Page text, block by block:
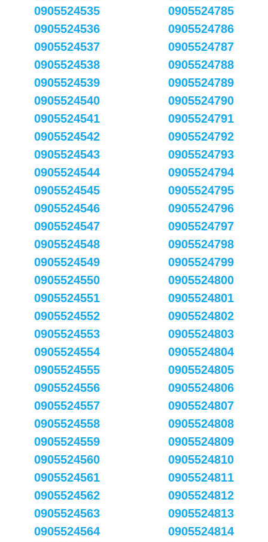
0905524535
0905524536
0905524537
0905524538
0905524539
0905524540
0905524541
0905524542
0905524543
0905524544
0905524545
0905524546
0905524547
0905524548
0905524549
0905524550
0905524551
0905524552
0905524553
0905524554
0905524555
0905524556
0905524557
0905524558
0905524559
0905524560
0905524561
0905524562
0905524563
0905524564
0905524785
0905524786
0905524787
0905524788
0905524789
0905524790
0905524791
0905524792
0905524793
0905524794
0905524795
0905524796
0905524797
0905524798
0905524799
0905524800
0905524801
0905524802
0905524803
0905524804
0905524805
0905524806
0905524807
0905524808
0905524809
0905524810
0905524811
0905524812
0905524813
0905524814